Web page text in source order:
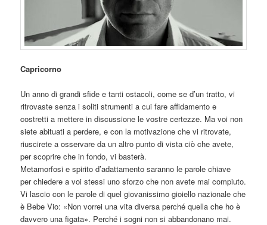
Capricorno
Un anno di grandi sfide e tanti ostacoli, come se d’un tratto, vi
ritrovaste senza i soliti strumenti a cui fare affidamento e
costretti a mettere in discussione le vostre certezze. Ma voi non
siete abituati a perdere, e con la motivazione che vi ritrovate,
riuscirete a osservare da un altro punto di vista ciò che avete,
per scoprire che in fondo, vi basterà.
Metamorfosi e spirito d’adattamento saranno le parole chiave
perchiedere a voi stessi uno sforzo che non avete mai compiuto.
Vi lascio con le parole di quel giovanissimo gioiello nazionale che
è Bebe Vio: «Non vorrei una vita diversa perché quella che ho è
davvero una figata». Perché i sogni non si abbandonano mai.